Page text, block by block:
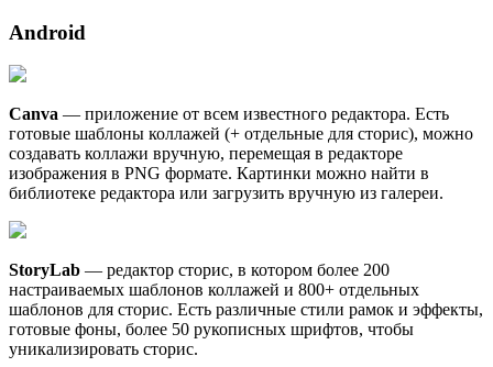
Android
Canva — приложение от всем известного редактора. Есть
готовые шаблоны коллажей (+ отдельные для сторис), можно
создавать коллажи вручную, перемещая в редакторе
изображения в PNG формате. Картинки можно найти в
библиотеке редактора или загрузить вручную из галереи.
StoryLab — редактор сторис, в котором более 200
настраиваемых шаблонов коллажей и 800+ отдельных
шаблонов для сторис. Есть различные стили рамок и эффекты,
готовые фоны, более 50 рукописных шрифтов, чтобы
уникализировать сторис.